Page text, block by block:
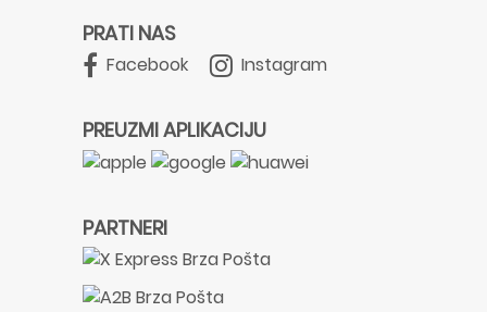
PRATI NAS
Facebook Instagram
PREUZMI APLIKACIJU
PARTNERI